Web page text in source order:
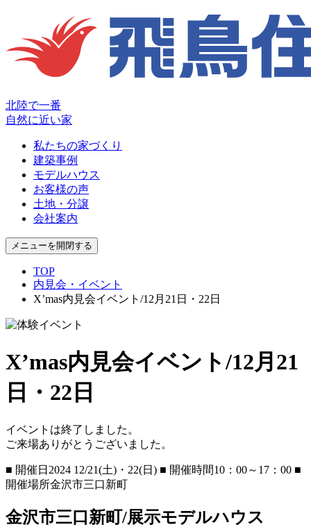
北陸で一番
自然に近い家
私たちの家づくり
建築事例
モデルハウス
お客様の声
土地・分譲
会社案内
メニューを開閉する
TOP
内見会・イベント
X’mas内見会イベント/12月21日・22日
X’mas内見会イベント/12月21
日・22日
イベントは終了しました。
ご来場ありがとうございました。
■ 開催⽇ 2024 12/21(土)・22(日) ■ 開催時間10：00～17：00 ■
開催場所金沢市三口新町
金沢市三口新町/展示モデルハウス